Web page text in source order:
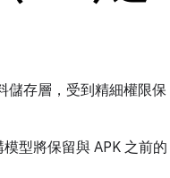
儲存層，受到精細權限保
型將保留與 APK 之前的